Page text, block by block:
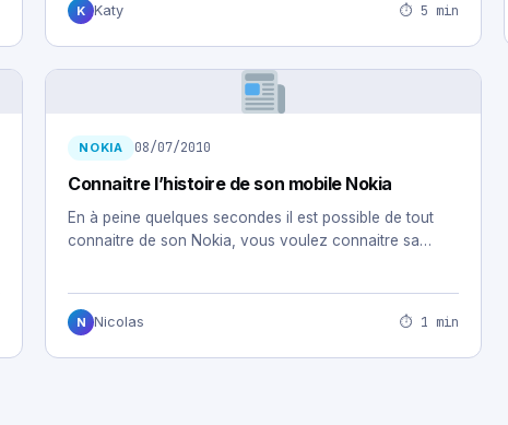
K Katy ⏱ 5 min
NOKIA 08/07/2010
Connaitre l’histoire de son mobile Nokia
En à peine quelques secondes il est possible de tout
connaitre de son Nokia, vous voulez connaitre sa…
N Nicolas ⏱ 1 min